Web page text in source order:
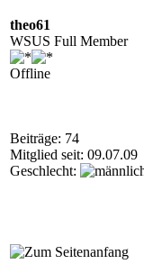
theo61
WSUS Full Member
Offline
Beiträge: 74
Mitglied seit: 09.07.09
Geschlecht: